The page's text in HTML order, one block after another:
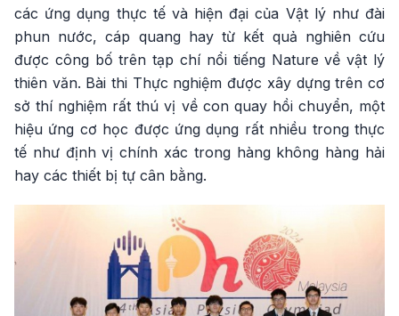
các ứng dụng thực tế và hiện đại của Vật lý như đài
phun nước, cáp quang hay từ kết quả nghiên cứu
được công bố trên tạp chí nổi tiếng Nature về vật lý
thiên văn. Bài thi Thực nghiệm được xây dựng trên cơ
sở thí nghiệm rất thú vị về con quay hồi chuyển, một
hiệu ứng cơ học được ứng dụng rất nhiều trong thực
tế như định vị chính xác trong hàng không hàng hải
hay các thiết bị tự cân bằng.